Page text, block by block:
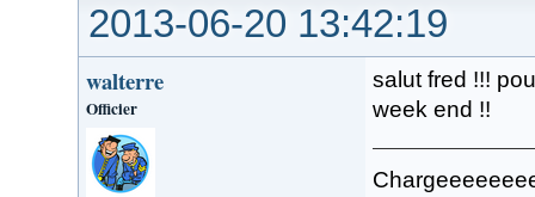
2013-06-20 13:42:19
walterre
Officier
salut fred !!!
week end !!